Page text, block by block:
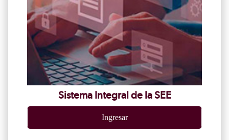
Sistema Integral de la SEE
Ingresar